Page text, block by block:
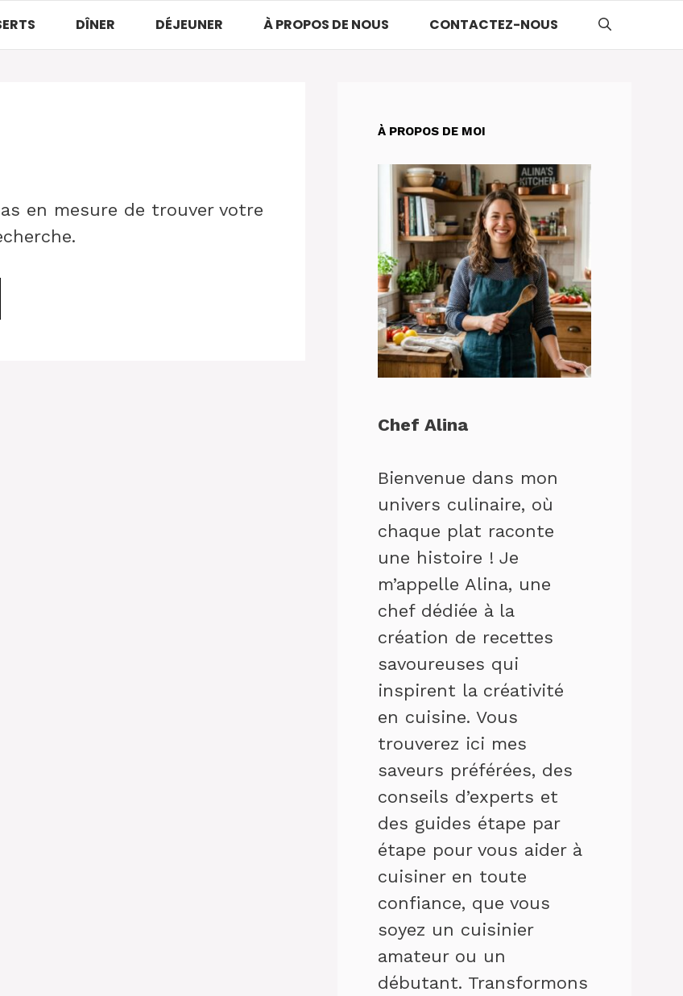
DÎNER DÉJEUNER À PROPOS DE NOUS CONTACTEZ-NOUS
en mesure de trouver votre
À PROPOS DE MOI
Chef Alina
Bienvenue dans mon
univers culinaire, où
chaque plat raconte
une histoire ! Je
m’appelle Alina, une
chef dédiée à la
création de recettes
savoureuses qui
inspirent la créativité
en cuisine. Vous
trouverez ici mes
saveurs préférées, des
conseils d’experts et
des guides étape par
étape pour vous aider à
cuisiner en toute
confiance, que vous
soyez un cuisinier
amateur ou un
débutant. Transformons